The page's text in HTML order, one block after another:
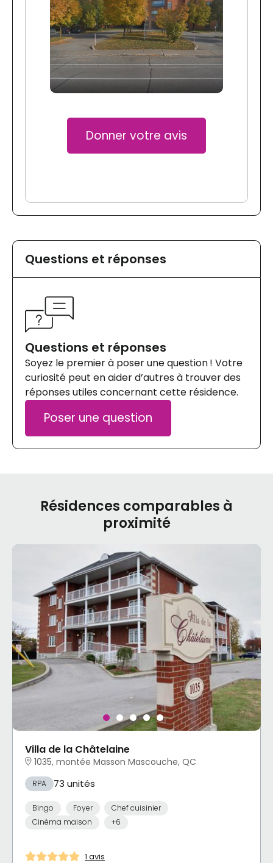
Donner votre avis
Questions et réponses
Questions et réponses
Soyez le premier à poser une question ! Votre
curiosité peut en aider d’autres à trouver des
réponses utiles concernant cette résidence.
Poser une question
Résidences comparables à
proximité
Villa de la Châtelaine
1035, montée Masson Mascouche, QC
RPA 73 unités
Bingo Foyer
Chef cuisinier
Cinéma maison
+6
1 avis